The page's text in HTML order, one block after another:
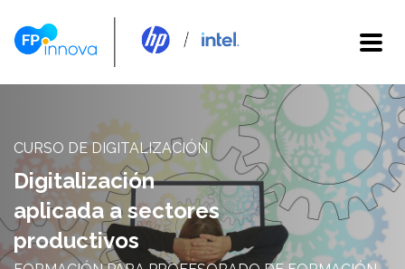
CURSO DE DIGITALIZACIÓN
Digitalización
aplicada a sectores
productivos